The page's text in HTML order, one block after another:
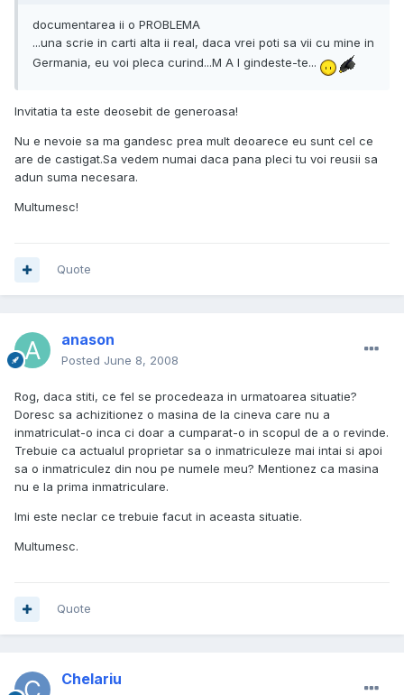
documentarea ii o PROBLEMA
...una scrie in carti alta ii real, daca vrei poti sa vii cu mine in
Germania, eu voi pleca curind...M A I gindeste-te...
Invitatia ta este deosebit de generoasa!
Nu e nevoie sa ma gandesc prea mult deoarece eu sunt cel ce
are de castigat.Sa vedem numai daca pana pleci tu voi reusii sa
adun suma necesara.
Multumesc!
Quote
anason
Posted June 8, 2008
Rog, daca stiti, ce fel se procedeaza in urmatoarea situatie?
Doresc sa achizitionez o masina de la cineva care nu a
inmatriculat-o inca ci doar a cumparat-o in scopul de a o revinde.
Trebuie ca actualul proprietar sa o inmatriculeze mai intai si apoi
sa o inmatriculez din nou pe numele meu? Mentionez ca masina
nu e la prima inmatriculare.
Imi este neclar ce trebuie facut in aceasta situatie.
Multumesc.
Quote
Chelariu